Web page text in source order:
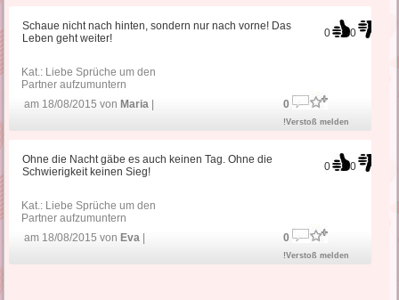
0 0
Schaue nicht nach hinten, sondern nur nach vorne! Das
Leben geht weiter!
Kat.: Liebe Sprüche um den
Partner aufzumuntern
am 18/08/2015 von Maria 0
!Verstoß melden
0 0
Ohne die Nacht gäbe es auch keinen Tag. Ohne die
Schwierigkeit keinen Sieg!
Kat.: Liebe Sprüche um den
Partner aufzumuntern
am 18/08/2015 von Eva 0
!Verstoß melden